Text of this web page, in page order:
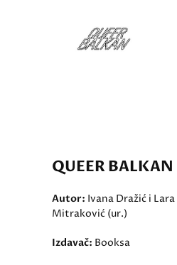
QUEER BALKAN
Autor: Ivana Dražić i Lara
Mitraković (ur.)
Izdavač: Booksa